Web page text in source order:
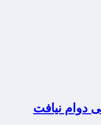
دوام نیافت